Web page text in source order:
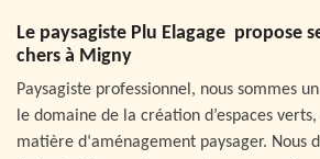
Le paysagiste Plu Elagage propose
chers à Migny
Paysagiste professionnel, nous sommes
le domaine de la création d’espaces
matière d‘aménagement paysager. Nous